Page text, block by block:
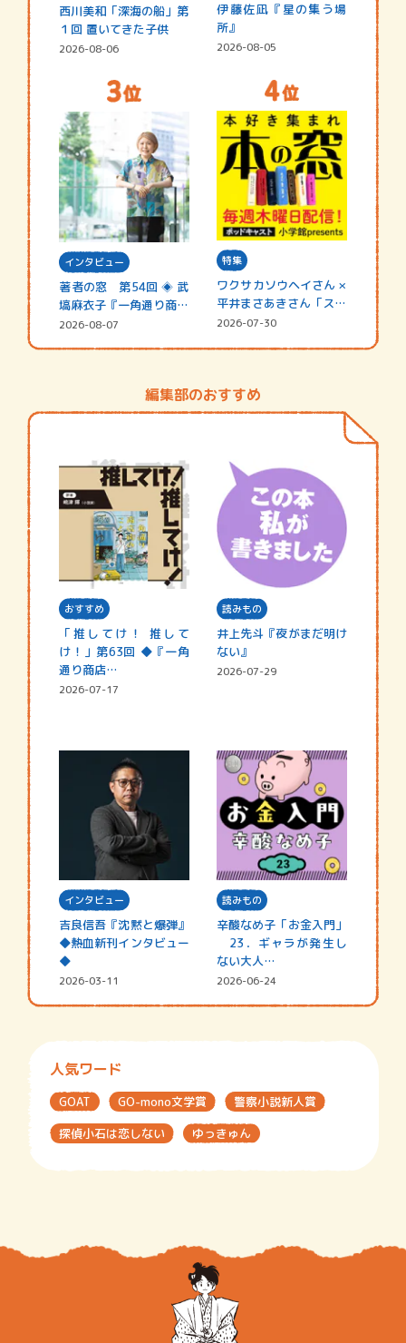
西川美和「深海の船」第
１回 置いてきた子供
2026-08-06
伊藤佐凪『星の集う場
所』
2026-08-05
インタビュー
著者の窓 第54回 ◈ 武
塙麻衣子『一角通り商店
街の…
2026-08-07
特集
ワクサカソウヘイさん ×
平井まさあきさん「スペ
シャ…
2026-07-30
編集部のおすすめ
おすすめ
「推してけ！ 推して
け！」第63回 ◆『一角
通り商店…
2026-07-17
読みもの
井上先斗『夜がまだ明け
ない』
2026-07-29
インタビュー
吉良信吾『沈黙と爆弾』
◆熱血新刊インタビュー
◆
2026-03-11
読みもの
辛酸なめ子「お金入門」
23．ギャラが発生し
ない大人…
2026-06-24
人気ワード
GOAT GO-mono文学賞
警察小説新人賞
探偵小石は恋しない
ゆっきゅん